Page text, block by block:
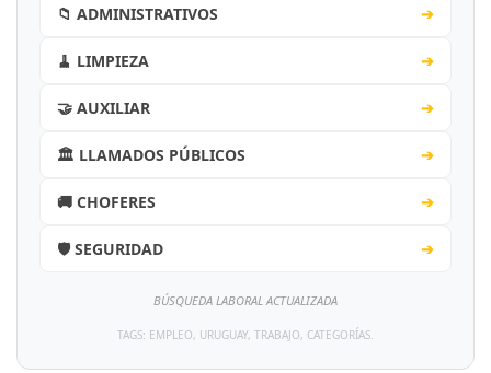
📁 ADMINISTRATIVOS ➔
🧹 LIMPIEZA ➔
🤝 AUXILIAR ➔
🏛️ LLAMADOS PÚBLICOS ➔
🚚 CHOFERES ➔
🛡️ SEGURIDAD ➔
BÚSQUEDA LABORAL ACTUALIZADA
TAGS: EMPLEO, URUGUAY, TRABAJO, CATEGORÍAS.